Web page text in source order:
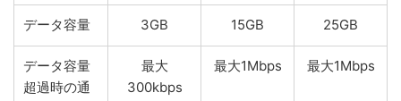
データ容量 3GB 15GB 25GB
データ容量
超過時の通
最大
300kbps
最大1Mbps 最大1Mbps